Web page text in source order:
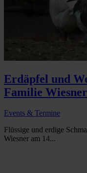
Erdäpfel und
Familie Wiesner
Events & Termine
Flüssige und erdige
Wiesner am 14...